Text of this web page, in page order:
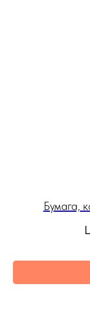
Бумага,